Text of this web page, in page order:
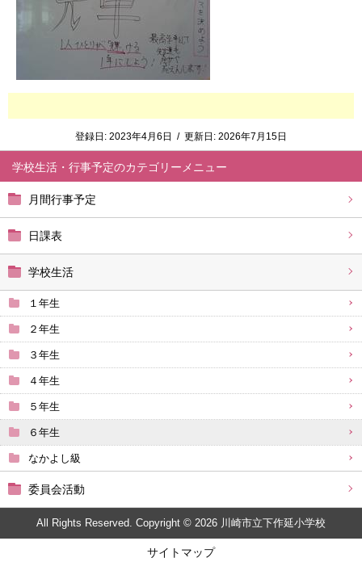
学校生活・行事予定
月間行事予定
日課表
学校生活
１年生
２年生
３年生
４年生
５年生
６年生
なかよし級
委員会活動
登録日: 2023年4月6日 / 更新日: 2026年7月15日
All Rights Reserved. Copyright © 2026 川崎市立下作延小学校
サイトマップ